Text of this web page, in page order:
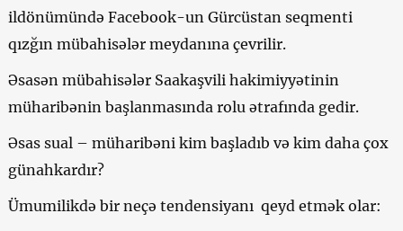
ildönümündə Facebook-un Gürcüstan seqmenti
qızğın mübahisələr meydanına çevrilir.
Əsasən mübahisələr Saakaşvili hakimiyyətinin
müharibənin başlanmasında rolu ətrafında gedir.
Əsas sual – müharibəni kim başladıb və kim daha çox
günahkardır?
Ümumilikdə bir neçə tendensiyanı qeyd etmək olar: